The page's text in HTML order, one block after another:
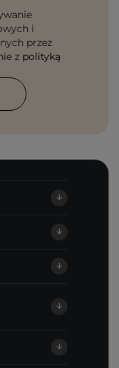
i
przez
z polityką